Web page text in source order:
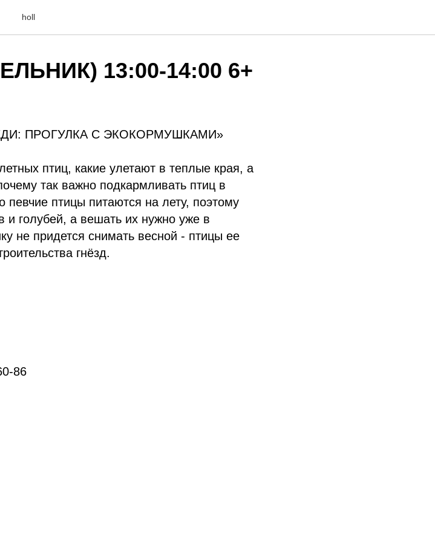
holl
13:00-14:00 6+
ПРОГУЛКА С ЭКОКОРМУШКАМИ»
птиц, какие улетают в теплые края, а
так важно подкармливать птиц в
птицы питаются на лету, поэтому
и голубей, а вешать их нужно уже в
не придется снимать весной - птицы ее
гнёзд.
86